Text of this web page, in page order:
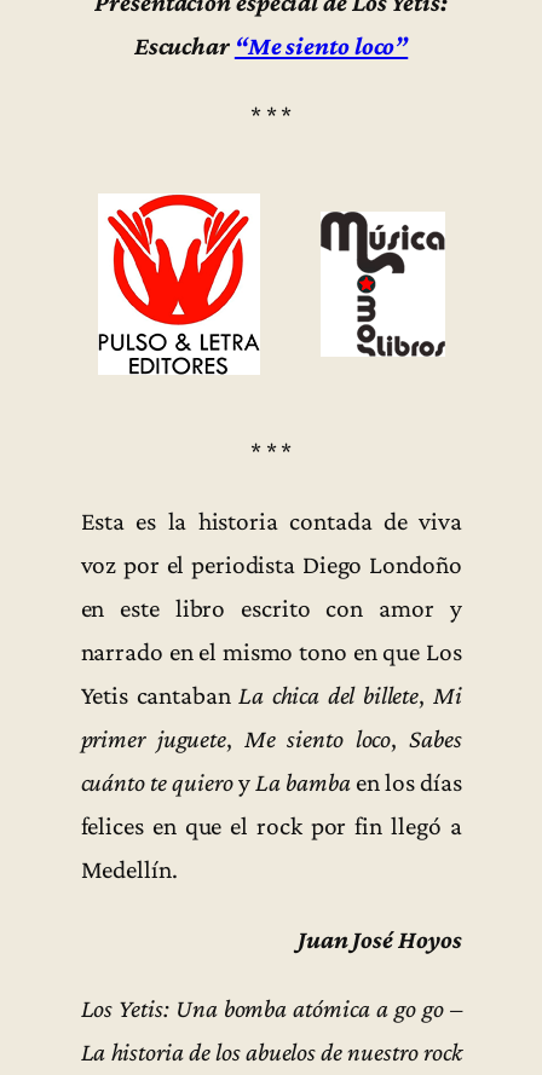
Escuchar “Me siento loco”
* * *
* * *
Esta es la historia contada de viva
voz por el periodista Diego Londoño
en este libro escrito con amor y
narrado en el mismo tono en que Los
Yetis cantabanLa chica del billete, Mi
primer juguete, Me siento loco, Sabes
cuánto te quieroyLa bambaen los días
felices en que el rock por fin llegó a
Medellín.
Juan José Hoyos
Los Yetis: Una bomba atómica a go go –
La historia de los abuelos de nuestro rock